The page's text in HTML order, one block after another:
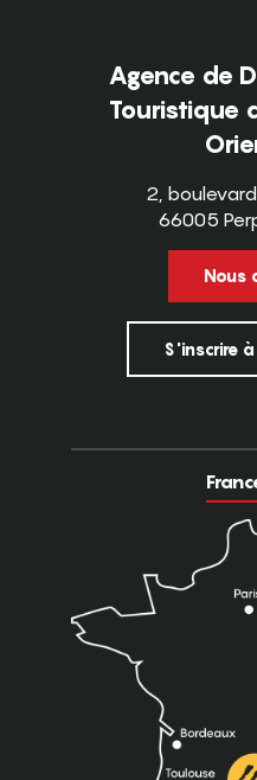
Agence de
Touristique
2,
66005
Nous
S'inscrire